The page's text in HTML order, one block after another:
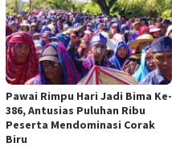
Pawai Rimpu Hari Jadi Bima Ke-
386, Antusias Puluhan Ribu
Peserta Mendominasi Corak
Biru